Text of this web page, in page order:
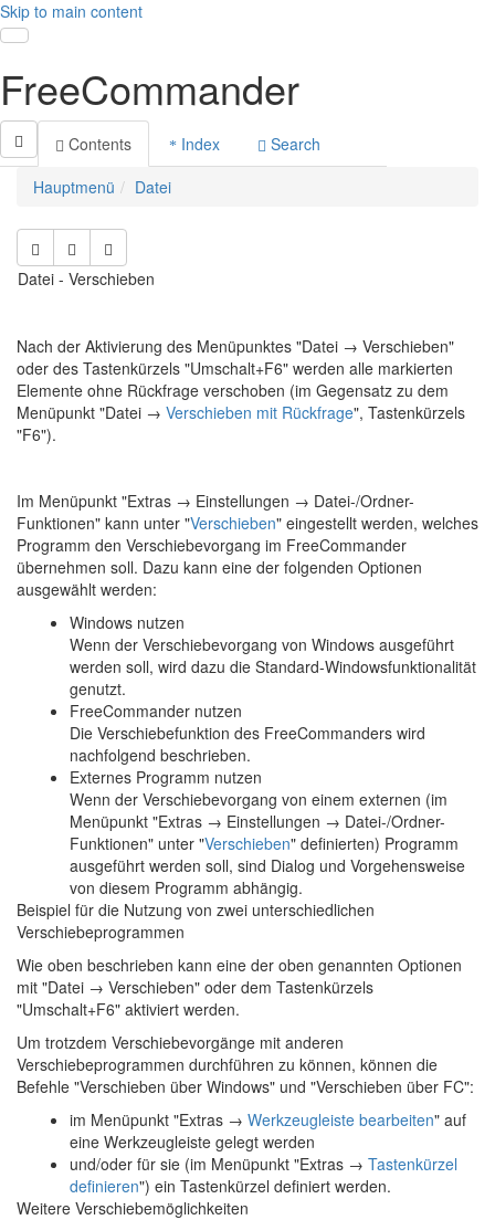
Skip to main content
Toggle navigation
FreeCommander
Contents Index
Search
Hauptmenü
Datei
Datei - Verschieben
Nach der Aktivierung des Menüpunktes "Datei → Verschieben"
oder des Tastenkürzels "Umschalt+F6" werden alle markierten
Elemente ohne Rückfrage verschoben (im Gegensatz zu dem
Menüpunkt "Datei → Verschieben mit Rückfrage", Tastenkürzels
"F6").
Im Menüpunkt "Extras → Einstellungen → Datei-/Ordner-
Funktionen" kann unter "Verschieben" eingestellt werden, welches
Programm den Verschiebevorgang im FreeCommander
übernehmen soll. Dazu kann eine der folgenden Optionen
ausgewählt werden:
Windows nutzen
Wenn der Verschiebevorgang von Windows ausgeführt
werden soll, wird dazu die Standard-Windowsfunktionalität
genutzt.
FreeCommander nutzen
Die Verschiebefunktion des FreeCommanders wird
nachfolgend beschrieben.
Externes Programm nutzen
Wenn der Verschiebevorgang von einem externen (im
Menüpunkt "Extras → Einstellungen → Datei-/Ordner-
Funktionen" unter "Verschieben" definierten) Programm
ausgeführt werden soll, sind Dialog und Vorgehensweise
von diesem Programm abhängig.
Beispiel für die Nutzung von zwei unterschiedlichen
Verschiebeprogrammen
Wie oben beschrieben kann eine der oben genannten Optionen
mit "Datei → Verschieben" oder dem Tastenkürzels
"Umschalt+F6" aktiviert werden.
Um trotzdem Verschiebevorgänge mit anderen
Verschiebeprogrammen durchführen zu können, können die
Befehle "Verschieben über Windows" und "Verschieben über FC":
im Menüpunkt "Extras → Werkzeugleiste bearbeiten" auf
eine Werkzeugleiste gelegt werden
und/oder für sie (im Menüpunkt "Extras → Tastenkürzel
definieren") ein Tastenkürzel definiert werden.
Weitere Verschiebemöglichkeiten